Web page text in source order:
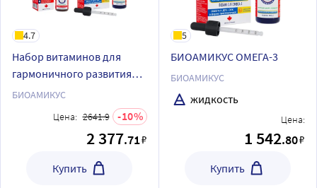
4.7
Набор витаминов для
гармоничного развития
малышей от канадского
Омега-3 и Д3+К2
БИОАМИКУС
Цена: 2641.9 10
2 377.71₽
Купить
5
БИОАМИКУС ОМЕГА-3
БИОАМИКУС
жидкость
Цена:
1 542.80₽
Купить